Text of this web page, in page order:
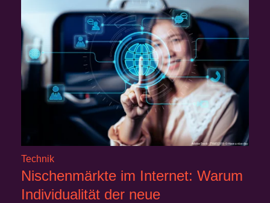
Technik
Nischenmärkte im Internet: Warum
Individualität der neue